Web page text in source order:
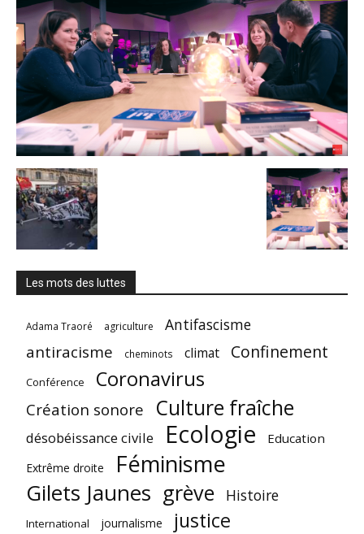
Les mots des luttes
Adama Traoré agriculture Antifascisme
antiracisme cheminots climat Confinement
Conférence Coronavirus
Création sonore Culture fraîche
désobéissance civile Ecologie Education
Extrême droite Féminisme
Gilets Jaunes grève Histoire
International journalisme justice